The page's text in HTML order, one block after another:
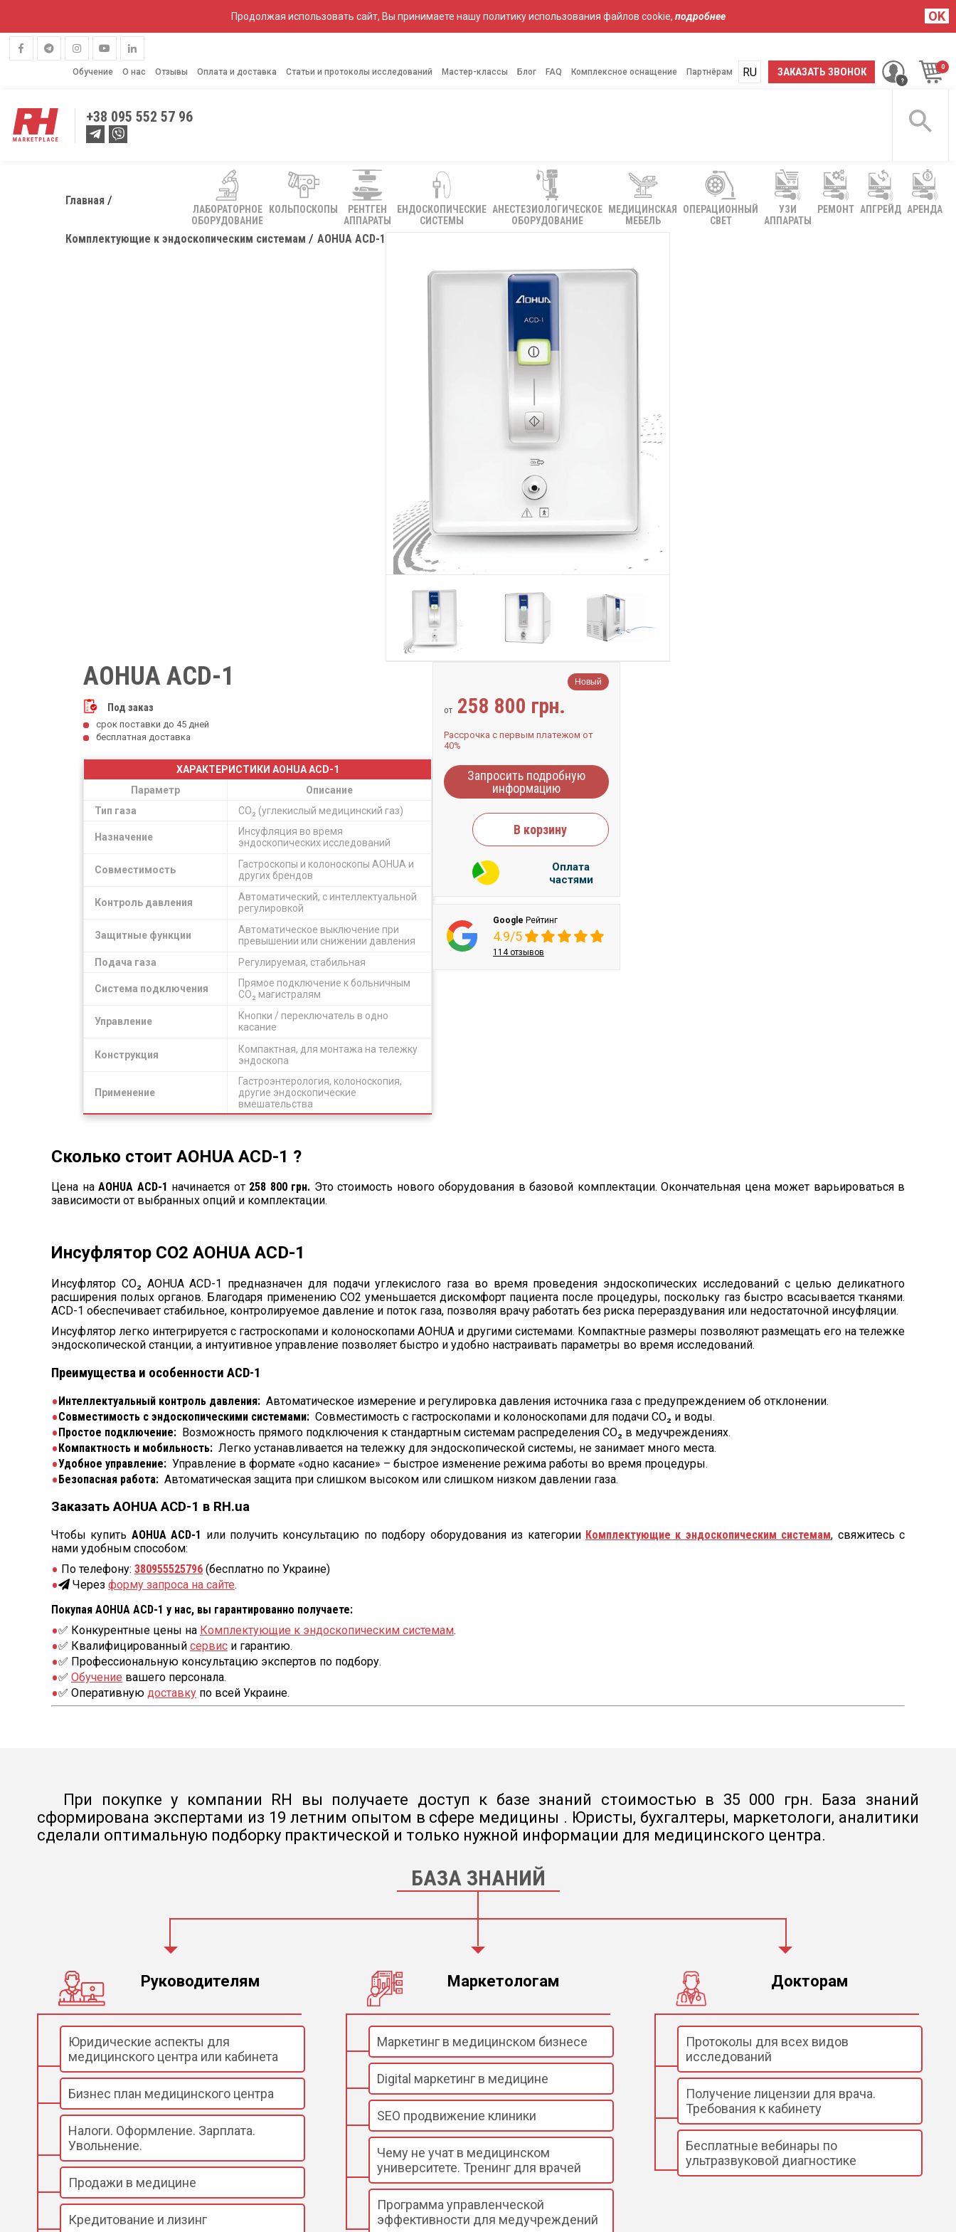
Продолжая использовать сайт, Вы принимаете нашу политику использования файлов cookie, подробнее OK
Обучение О нас Отзывы Оплата и доставка Статьи и протоколы исследований Мастер-классы Блог FAQ Комплексное оснащение Партнёрам ЗАКАЗАТЬ ЗВОНОК
RU
UA
+38 095 552 57 96
ЛАБОРАТОРНОЕ
ОБОРУДОВАНИЕ
КОЛЬПОСКОПЫ
РЕНТГЕН
АППАРАТЫ
ЕНДОСКОПИЧЕСКИЕ
СИСТЕМЫ
АНЕСТЕЗИОЛОГИЧЕСКОЕ
ОБОРУДОВАНИЕ
МЕДИЦИНСКАЯ
МЕБЕЛЬ
ОПЕРАЦИОННЫЙ
СВЕТ
УЗИ
АППАРАТЫ
РЕМОНТ АПГРЕЙД АРЕНДА
Главная
Комплектующие к эндоскопическим системам AOHUA ACD-1
AOHUA ACD-1
Под заказ
срок поставки до 45 дней
бесплатная доставка
ХАРАКТЕРИСТИКИ AOHUA ACD-1
Параметр
Описание
Тип газа
CO₂ (углекислый медицинский газ)
Назначение
Инсуфляция во время
эндоскопических исследований
Совместимость
Гастроскопы и колоноскопы AOHUA и
других брендов
Контроль давления
Автоматический, с интеллектуальной
регулировкой
Защитные функции
Автоматическое выключение при
превышении или снижении давления
Подача газа
Регулируемая, стабильная
Система подключения
Прямое подключение к больничным
CO₂ магистралям
Управление
Кнопки / переключатель в одно
касание
Конструкция
Компактная, для монтажа на тележку
эндоскопа
Применение
Гастроэнтерология, колоноскопия,
другие эндоскопические
вмешательства
Новый
от 258 800 грн.
Рассрочка с первым платежом от
40%
Запросить подробную
информацию
В корзину
Оплата
частями
Google Рейтинг
4.9/5
114 отзывов
Сколько стоит AOHUA ACD-1 ?
Цена на AOHUA ACD-1 начинается от 258 800 грн. Это стоимость нового оборудования в базовой комплектации. Окончательная цена может варьироваться в
зависимости от выбранных опций и комплектации.
Инсуфлятор СО2 AOHUA ACD-1
Инсуфлятор CO₂ AOHUA ACD-1 предназначен для подачи углекислого газа во время проведения эндоскопических исследований с целью деликатного
расширения полых органов. Благодаря применению CO2 уменьшается дискомфорт пациента после процедуры, поскольку газ быстро всасывается тканями.
ACD-1 обеспечивает стабильное, контролируемое давление и поток газа, позволяя врачу работать без риска перераздувания или недостаточной инсуфляции.
Инсуфлятор легко интегрируется с гастроскопами и колоноскопами AOHUA и другими системами. Компактные размеры позволяют размещать его на тележке
эндоскопической станции, а интуитивное управление позволяет быстро и удобно настраивать параметры во время исследований.
Преимущества и особенности ACD-1
Интеллектуальный контроль давления: Автоматическое измерение и регулировка давления источника газа с предупреждением об отклонении.
Совместимость с эндоскопическими системами: Совместимость с гастроскопами и колоноскопами для подачи CO₂ и воды.
Простое подключение: Возможность прямого подключения к стандартным системам распределения CO₂ в медучреждениях.
Компактность и мобильность: Легко устанавливается на тележку для эндоскопической системы, не занимает много места.
Удобное управление: Управление в формате «одно касание» – быстрое изменение режима работы во время процедуры.
Безопасная работа: Автоматическая защита при слишком высоком или слишком низком давлении газа.
Заказать AOHUA ACD-1 в RH.ua
Чтобы купить AOHUA ACD-1 или получить консультацию по подбору оборудования из категории Комплектующие к эндоскопическим системам, свяжитесь с
нами удобным способом:
По телефону: 380955525796 (бесплатно по Украине)
Через форму запроса на сайте.
Покупая AOHUA ACD-1 у нас, вы гарантированно получаете:
✅ Конкурентные цены на Комплектующие к эндоскопическим системам.
✅ Квалифицированный сервис и гарантию.
✅ Профессиональную консультацию экспертов по подбору.
✅ Обучение вашего персонала.
✅ Оперативную доставку по всей Украине.
При покупке у компании RH вы получаете доступ к базе знаний стоимостью в 35 000 грн. База знаний
сформирована экспертами из 19 летним опытом в сфере медицины . Юристы, бухгалтеры, маркетологи, аналитики
сделали оптимальную подборку практической и только нужной информации для медицинского центра.
БАЗА ЗНАНИЙ
Руководителям
Юридические аспекты для
медицинского центра или кабинета
Бизнес план медицинского центра
Налоги. Оформление. Зарплата.
Увольнение.
Продажи в медицине
Кредитование и лизинг
Маркетологам
Маркетинг в медицинском бизнесе
Digital маркетинг в медицине
SEO продвижение клиники
Чему не учат в медицинском
университете. Тренинг для врачей
Программа управленческой
эффективности для медучреждений
Докторам
Протоколы для всех видов
исследований
Получение лицензии для врача.
Требования к кабинету
Бесплатные вебинары по
ультразвуковой диагностике